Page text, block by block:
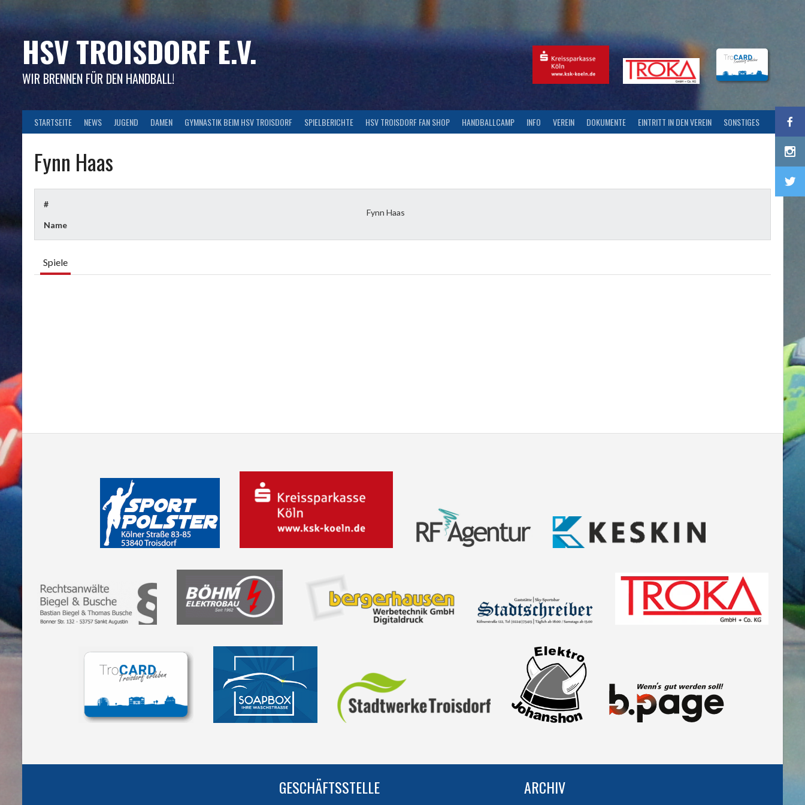
HSV TROISDORF E.V.
WIR BRENNEN FÜR DEN HANDBALL!
STARTSEITE NEWS JUGEND DAMEN GYMNASTIK BEIM HSV TROISDORF SPIELBERICHTE HSV TROISDORF FAN SHOP HANDBALLCAMP INFO VEREIN DOKUMENTE EINTRITT IN DEN VEREIN SONSTIGES
Fynn Haas
#
Name
Fynn Haas
Spiele
GESCHÄFTSSTELLE ARCHIV